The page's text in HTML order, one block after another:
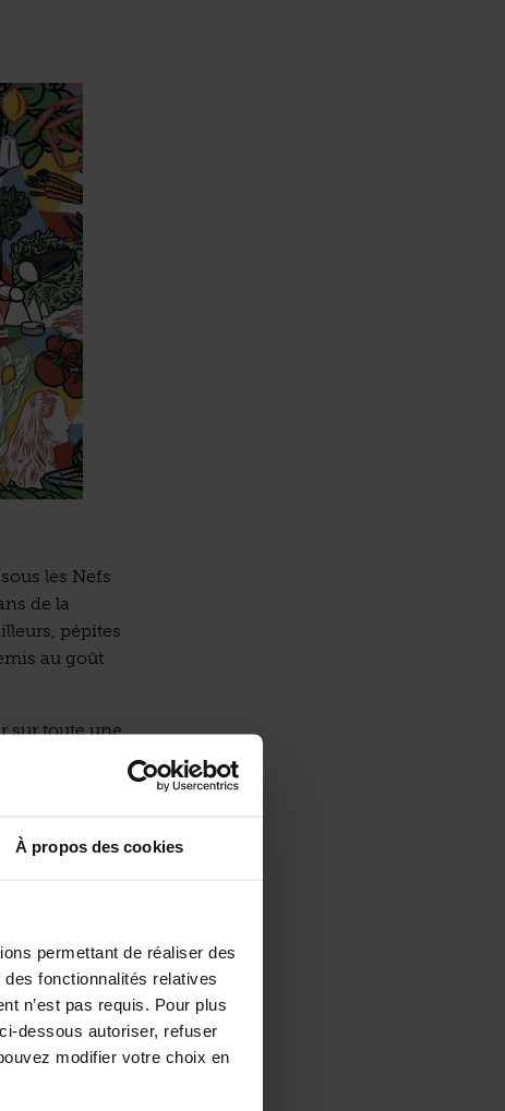
À propos des cookies
permettant de réaliser des
fonctionnalités relatives
n’est pas requis. Pour plus
dessous autoriser, refuser
modifier votre choix en
les Nefs
de la
pépites
au goût
sur toute une
rendez-
mais cette